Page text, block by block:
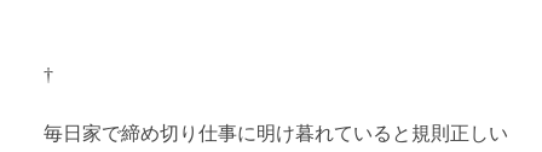
†
毎日家で締め切り仕事に明け暮れていると規則正しい